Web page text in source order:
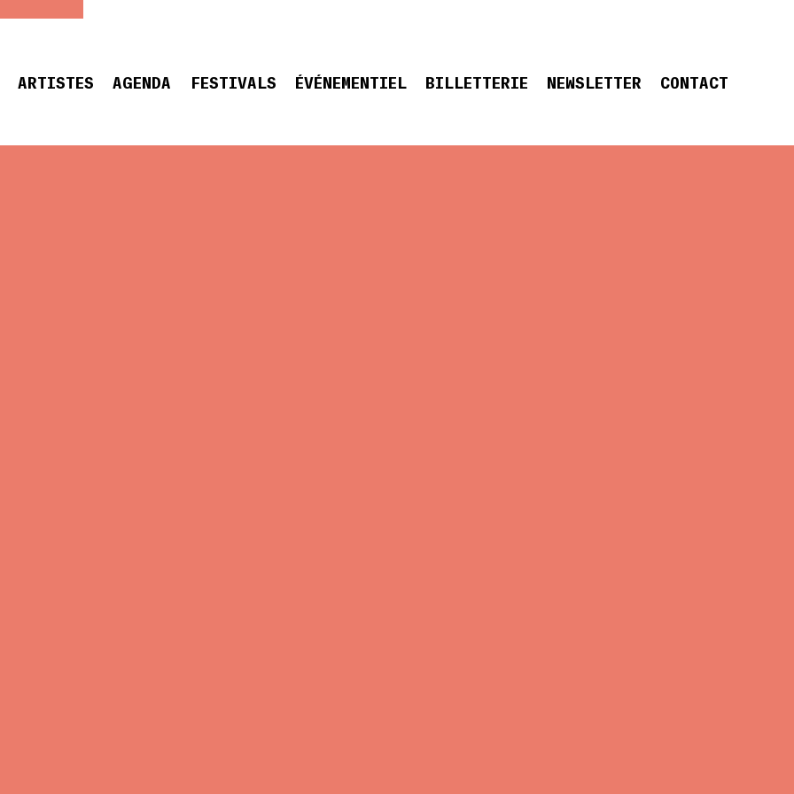
ARTISTES AGENDA FESTIVALS ÉVÉNEMENTIEL BILLETTERIE NEWSLETTER CONTACT